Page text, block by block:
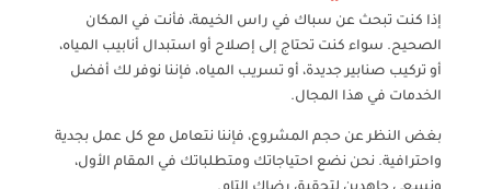
إذا كنت تبحث عن سباك في راس الخيمة، فأنت في المكان
الصحيح. سواء كنت تحتاج إلى إصلاح أو استبدال أنابيب المياه،
أو تركيب صنابير جديدة، أو تسريب المياه، فإننا نوفر لك أفضل
الخدمات في هذا المجال.
بغض النظر عن حجم المشروع، فإننا نتعامل مع كل عمل بجدية
واحترافية. نحن نضع احتياجاتك ومتطلباتك في المقام الأول،